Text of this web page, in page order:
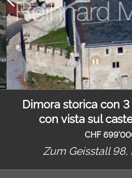
Dimora storica con
con vista sul
CHF
Zum Geisstall 98,